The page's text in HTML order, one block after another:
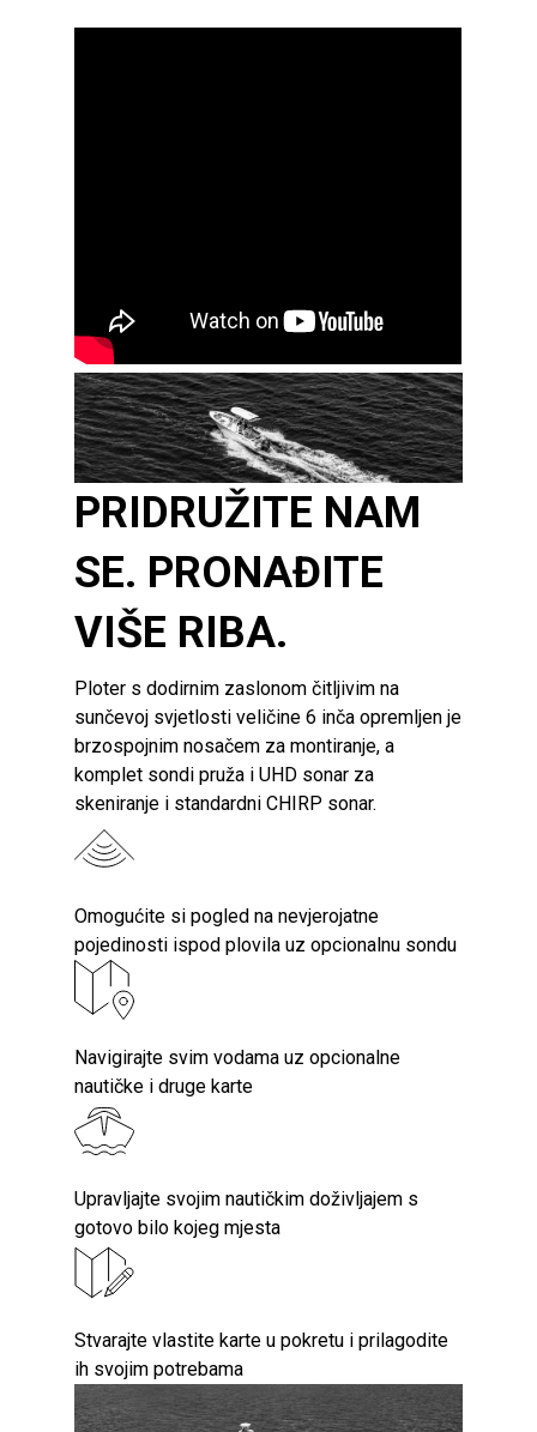
PRIDRUŽITE NAM
SE. PRONAĐITE
VIŠE RIBA.
Ploter s dodirnim zaslonom čitljivim na
sunčevoj svjetlosti veličine 6 inča opremljen je
brzospojnim nosačem za montiranje, a
komplet sondi pruža i UHD sonar za
skeniranje i standardni CHIRP sonar.
Omogućite si pogled na nevjerojatne
pojedinosti ispod plovila uz opcionalnu sondu
Navigirajte svim vodama uz opcionalne
nautičke i druge karte
Upravljajte svojim nautičkim doživljajem s
gotovo bilo kojeg mjesta
Stvarajte vlastite karte u pokretu i prilagodite
ih svojim potrebama